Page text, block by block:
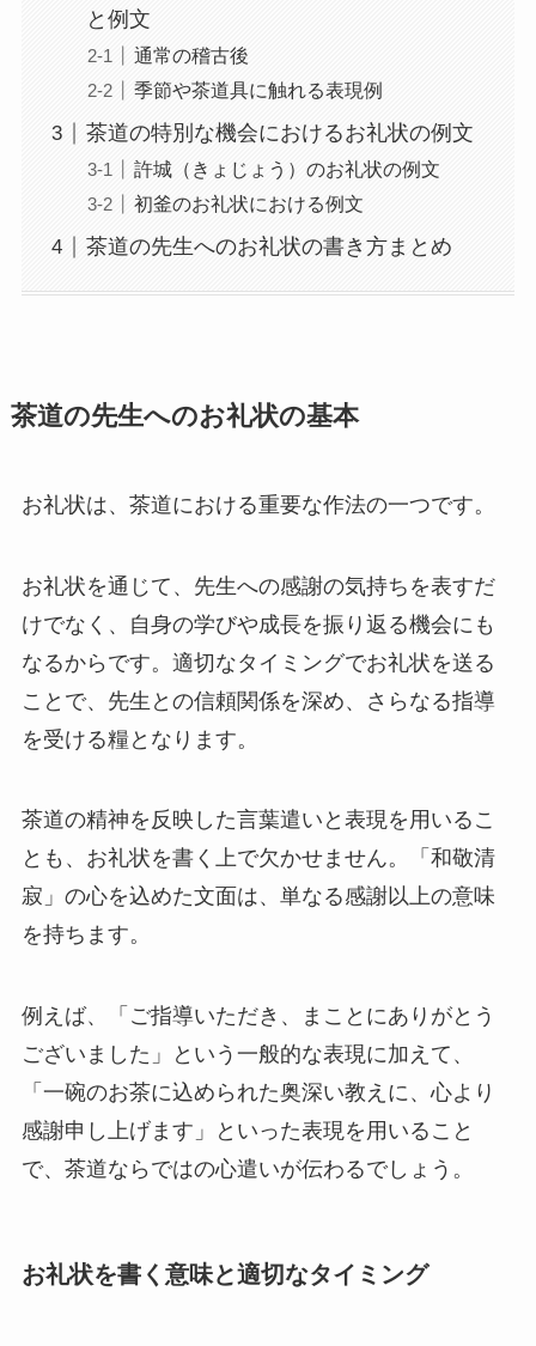
と例文
通常の稽古後
季節や茶道具に触れる表現例
茶道の特別な機会におけるお礼状の例文
許城（きょじょう）のお礼状の例文
初釜のお礼状における例文
茶道の先生へのお礼状の書き方まとめ
茶道の先生へのお礼状の基本
お礼状は、茶道における重要な作法の一つです。
お礼状を通じて、先生への感謝の気持ちを表すだ
けでなく、自身の学びや成長を振り返る機会にも
なるからです。適切なタイミングでお礼状を送る
ことで、先生との信頼関係を深め、さらなる指導
を受ける糧となります。
茶道の精神を反映した言葉遣いと表現を用いるこ
とも、お礼状を書く上で欠かせません。「和敬清
寂」の心を込めた文面は、単なる感謝以上の意味
を持ちます。
例えば、「ご指導いただき、まことにありがとう
ございました」という一般的な表現に加えて、
「一碗のお茶に込められた奥深い教えに、心より
感謝申し上げます」といった表現を用いること
で、茶道ならではの心遣いが伝わるでしょう。
お礼状を書く意味と適切なタイミング